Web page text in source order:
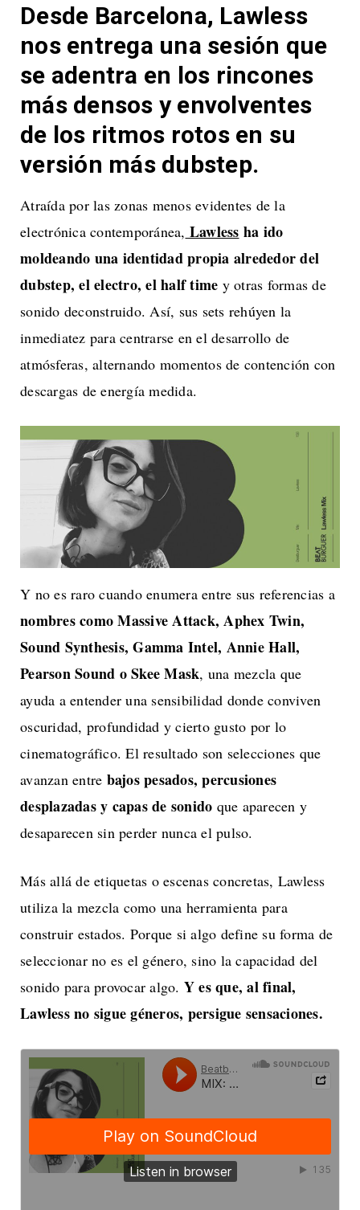
Desde Barcelona, Lawless
nos entrega una sesión que
se adentra en los rincones
más densos y envolventes
de los ritmos rotos en su
versión más dubstep.
Atraída por las zonas menos evidentes de la
electrónica contemporánea, Lawless ha ido
moldeando una identidad propia alrededor del
dubstep, el electro, el half time y otras formas de
sonido deconstruido. Así, sus sets rehúyen la
inmediatez para centrarse en el desarrollo de
atmósferas, alternando momentos de contención con
descargas de energía medida.
Y no es raro cuando enumera entre sus referencias a
nombres como Massive Attack, Aphex Twin,
Sound Synthesis, Gamma Intel, Annie Hall,
Pearson Sound o Skee Mask, una mezcla que
ayuda a entender una sensibilidad donde conviven
oscuridad, profundidad y cierto gusto por lo
cinematográfico. El resultado son selecciones que
avanzan entre bajos pesados, percusiones
desplazadas y capas de sonido que aparecen y
desaparecen sin perder nunca el pulso.
Más allá de etiquetas o escenas concretas, Lawless
utiliza la mezcla como una herramienta para
construir estados. Porque si algo define su forma de
seleccionar no es el género, sino la capacidad del
sonido para provocar algo. Y es que, al final,
Lawless no sigue géneros, persigue sensaciones.